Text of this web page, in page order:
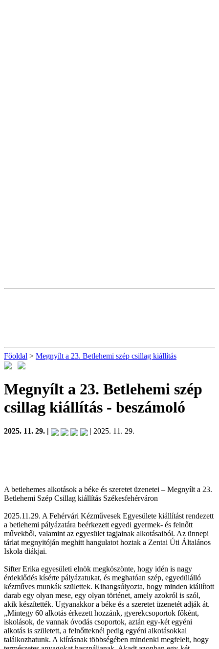
Főoldal > Megnyílt a 23. Betlehemi szép csillag kiállítás
Megnyílt a 23. Betlehemi szép
csillag kiállítás - beszámoló
2025. 11. 29. | | 2025. 11. 29.
A betlehemes alkotások a béke és szeretet üzenetei – Megnyílt a 23.
Betlehemi Szép Csillag kiállítás Székesfehérváron
2025.11.29. A Fehérvári Kézművesek Egyesülete kiállítást rendezett
a betlehemi pályázatára beérkezett egyedi gyermek- és felnőtt
művekből, valamint az egyesület tagjainak alkotásaiból. Az ünnepi
tárlat megnyitóján meghitt hangulatot hoztak a Zentai Úti Általános
Iskola diákjai.
Sifter Erika egyesületi elnök megköszönte, hogy idén is nagy
érdeklődés kísérte pályázatukat, és meghatóan szép, egyedülálló
kézműves munkák születtek. Kihangsúlyozta, hogy minden kiállított
darab egy olyan mese, egy olyan történet, amely azokról is szól,
akik készítették. Ugyanakkor a béke és a szeretet üzenetét adják át.
„Mintegy 60 alkotás érkezett hozzánk, gyerekcsoportok főként,
iskolások, de vannak óvodás csoportok, aztán egy-két egyéni
alkotás is született, a felnőtteknél pedig egyéni alkotásokkal
találkozhatunk. A kiírásnak többségében mindenki megfelelt, hogy